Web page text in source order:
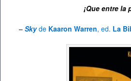
¡Que entre la
– Sky de Kaaron Warren, ed. La